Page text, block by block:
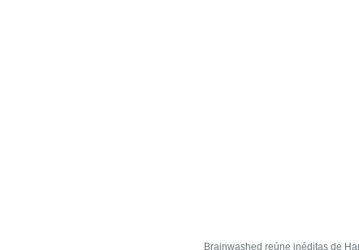
Brainwashed reúne inéditas de